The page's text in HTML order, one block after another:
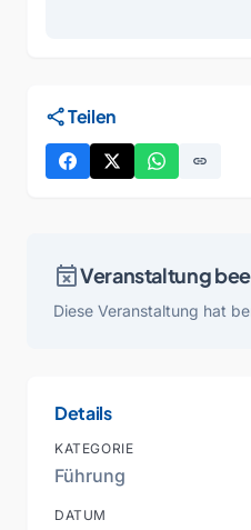
shareTeilen
link
event_busyVeranstaltung
Diese Veranstaltung hat
Details
KATEGORIE
Führung
DATUM